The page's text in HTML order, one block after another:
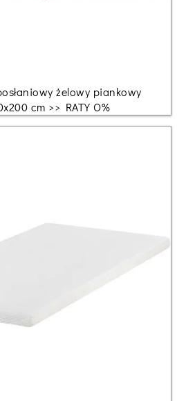
żelowy piankowy
cm >> RATY O%